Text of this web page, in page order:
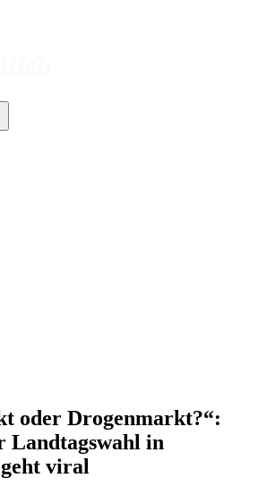
oder Drogenmarkt?“:
Landtagswahl in
viral